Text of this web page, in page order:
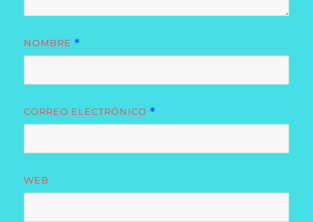
NOMBRE *
CORREO ELECTRÓNICO *
WEB